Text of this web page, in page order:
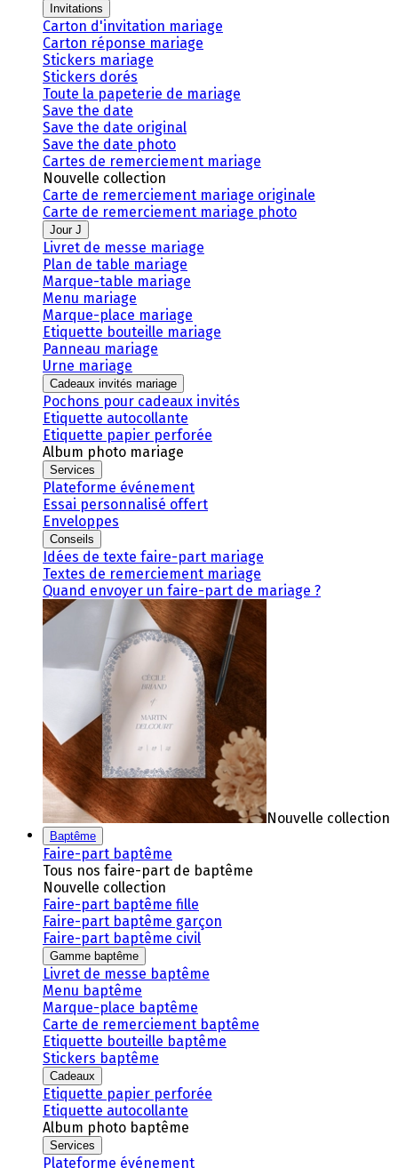
Invitations
Carton d'invitation mariage
Carton réponse mariage
Stickers mariage
Stickers dorés
Toute la papeterie de mariage
Save the date
Save the date original
Save the date photo
Cartes de remerciement mariage
Nouvelle collection
Carte de remerciement mariage originale
Carte de remerciement mariage photo
Jour J
Livret de messe mariage
Plan de table mariage
Marque-table mariage
Menu mariage
Marque-place mariage
Etiquette bouteille mariage
Panneau mariage
Urne mariage
Cadeaux invités mariage
Pochons pour cadeaux invités
Etiquette autocollante
Etiquette papier perforée
Album photo mariage
Services
Plateforme événement
Essai personnalisé offert
Enveloppes
Conseils
Idées de texte faire-part mariage
Textes de remerciement mariage
Quand envoyer un faire-part de mariage ?
Nouvelle collection
Baptême
Faire-part baptême
Tous nos faire-part de baptême
Nouvelle collection
Faire-part baptême fille
Faire-part baptême garçon
Faire-part baptême civil
Gamme baptême
Livret de messe baptême
Menu baptême
Marque-place baptême
Carte de remerciement baptême
Etiquette bouteille baptême
Stickers baptême
Cadeaux
Etiquette papier perforée
Etiquette autocollante
Album photo baptême
Services
Plateforme événement